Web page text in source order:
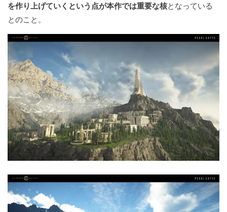
を作り上げていくという点が本作では重要な核となっている
とのこと。